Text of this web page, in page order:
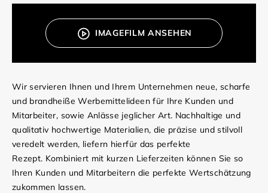
IMAGEFILM ANSEHEN
Wir servieren Ihnen und Ihrem Unternehmen neue, scharfe
und brandheiße Werbemittelideen für Ihre Kunden und
Mitarbeiter, sowie Anlässe jeglicher Art. Nachhaltige und
qualitativ hochwertige Materialien, die präzise und stilvoll
veredelt werden, liefern hierfür das perfekte
Rezept. Kombiniert mit kurzen Lieferzeiten können Sie so
Ihren Kunden und Mitarbeitern die perfekte Wertschätzung
zukommen lassen.